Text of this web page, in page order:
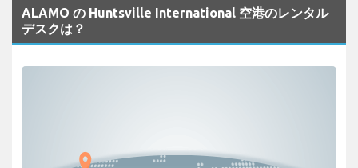
ALAMO の Huntsville International 空港のレンタル
デスクは？